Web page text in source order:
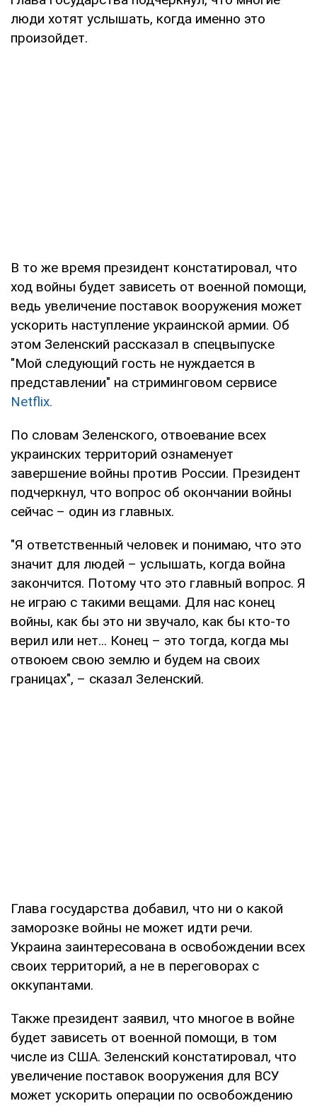
люди хотят услышать, когда именно это
произойдет.
В то же время президент констатировал, что
ход войны будет зависеть от военной помощи,
ведь увеличение поставок вооружения может
ускорить наступление украинской армии. Об
этом Зеленский рассказал в спецвыпуске
"Мой следующий гость не нуждается в
представлении" на стриминговом сервисе
Netflix.
По словам Зеленского, отвоевание всех
украинских территорий ознаменует
завершение войны против России. Президент
подчеркнул, что вопрос об окончании войны
сейчас – один из главных.
"Я ответственный человек и понимаю, что это
значит для людей – услышать, когда война
закончится. Потому что это главный вопрос. Я
не играю с такими вещами. Для нас конец
войны, как бы это ни звучало, как бы кто-то
верил или нет... Конец – это тогда, когда мы
отвоюем свою землю и будем на своих
границах", – сказал Зеленский.
Глава государства добавил, что ни о какой
заморозке войны не может идти речи.
Украина заинтересована в освобождении всех
своих территорий, а не в переговорах с
оккупантами.
Также президент заявил, что многое в войне
будет зависеть от военной помощи, в том
числе из США. Зеленский констатировал, что
увеличение поставок вооружения для ВСУ
может ускорить операции по освобождению